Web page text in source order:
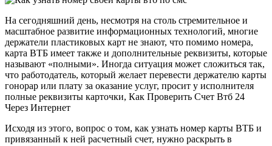
На сегодняшний день, несмотря на столь стремительное и
масштабное развитие информационных технологий, многие
держатели пластиковых карт не знают, что помимо номера,
карта ВТБ имеет также и дополнительные реквизиты, которые
называют «полными». Иногда ситуация может сложиться так,
что работодатель, который желает перевести держателю карты
гонорар или плату за оказание услуг, просит у исполнителя
полные реквизиты карточки, Как Проверить Счет Втб 24
Через Интернет
Исходя из этого, вопрос о том, как узнать номер карты ВТБ и
привязанный к ней расчетный счет, нужно раскрыть в